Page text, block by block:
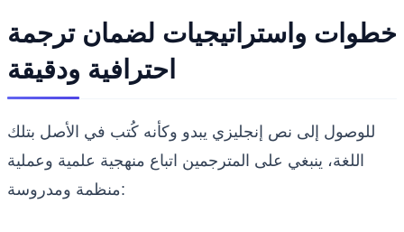
خطوات واستراتيجيات لضمان ترجمة
احترافية ودقيقة
للوصول إلى نص إنجليزي يبدو وكأنه كُتب في الأصل بتلك
اللغة، ينبغي على المترجمين اتباع منهجية علمية وعملية
منظمة ومدروسة: